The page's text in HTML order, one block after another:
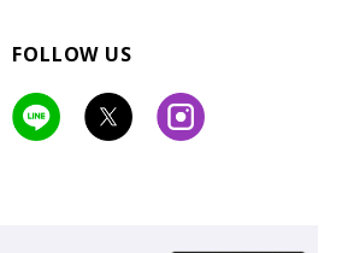
FOLLOW US